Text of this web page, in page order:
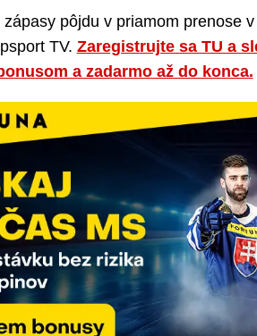
pôjdu v priamom prenose
TV. Zaregistrujte sa TU a
a zadarmo až do konca.